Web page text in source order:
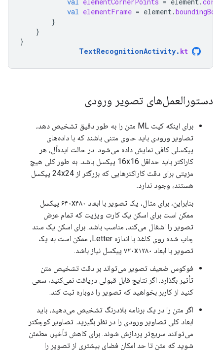
val elementFrame = element.boundingBox
}
}
}
TextRecognitionActivity. kt
دستورالعمل‌های تصویر ورودی
برای اینکه کیت ML متن را به طور دقیق تشخیص دهد،
تصاویر ورودی باید حاوی متنی باشند که با داده‌های
پیکسلی کافی نمایش داده می‌شود. در حالت ایده‌آل، هر
کاراکتر باید حداقل 16x16 پیکسل باشد. به طور کلی هیچ
مزیتی برای دقت کاراکترهایی که بزرگتر از 24x24 پیکسل
هستند، وجود ندارد.
بنابراین، برای مثال، یک تصویر با ابعاد ۶۴۰x۴۸۰ پیکسل
ممکن است برای اسکن یک کارت ویزیت که تمام عرض
تصویر را اشغال می‌کند، مناسب باشد. برای اسکن یک سند
چاپ شده روی کاغذ با اندازه Letter، ممکن است به یک
تصویر با ابعاد ۷۲۰x۱۲۸۰ پیکسل نیاز باشد.
فوکوس ضعیف تصویر می‌تواند بر دقت تشخیص متن
تأثیر بگذارد. اگر نتایج قابل قبولی دریافت نمی‌کنید، سعی
کنید از کاربر بخواهید که تصویر را دوباره ثبت کند.
اگر متن را در یک برنامه بلادرنگ تشخیص می‌دهید، باید
ابعاد کلی تصاویر ورودی را در نظر بگیرید. تصاویر کوچکتر
می‌توانند سریع‌تر پردازش شوند. برای کاهش تأخیر، مطمئن
شوید که متن تا حد امکان فضای بیشتری از تصویر را